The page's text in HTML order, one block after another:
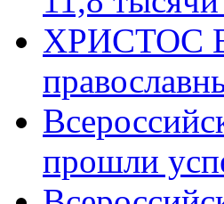
ХРИСТОС
прошли